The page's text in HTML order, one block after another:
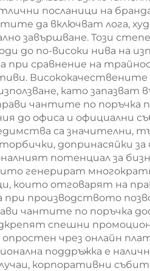
посланици на
да включват лога,
завършване. Този
до по-високи нива на
при сравнение на
като
чантите по поръчка
до офиса и официални
са значителни,
допринасяйки
потенциал за
генерират
които отговарят на
производството
чантите по поръчка
спешни
чрез онлайн
поддръжка е
корпоративни